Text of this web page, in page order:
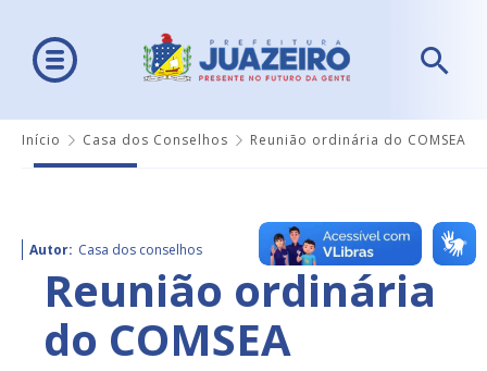
Início Casa dos Conselhos Reunião ordinária do COMSEA
Autor: Casa dos conselhos
Reunião ordinária
do COMSEA